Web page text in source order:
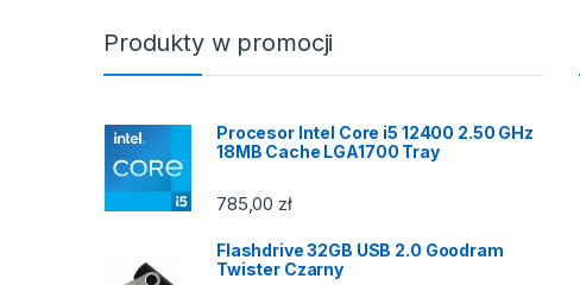
Produkty w promocji
Procesor Intel Core i5 12400 2.50 GHz
18MB Cache LGA1700 Tray
785,00 zł
Flashdrive 32GB USB 2.0 Goodram
Twister Czarny